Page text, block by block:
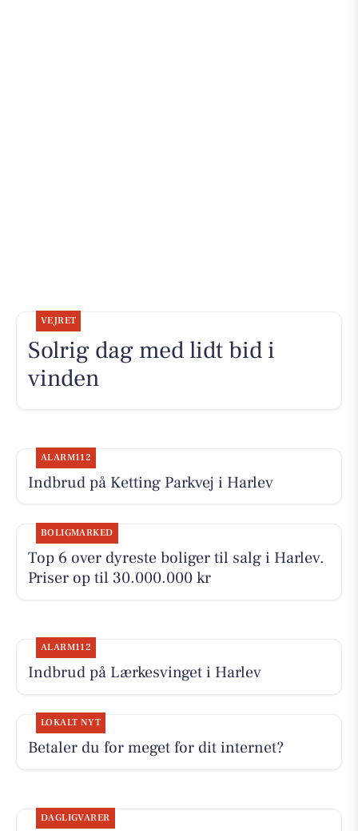
VEJRET
Solrig dag med lidt bid i
vinden
ALARM112
Indbrud på Ketting Parkvej i Harlev
BOLIGMARKED
Top 6 over dyreste boliger til salg i Harlev.
Priser op til 30.000.000 kr
ALARM112
Indbrud på Lærkesvinget i Harlev
LOKALT NYT
Betaler du for meget for dit internet?
DAGLIGVARER